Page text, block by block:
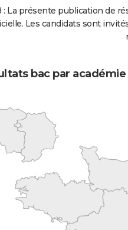
: La présente publication de
Les candidats sont
bac par académie